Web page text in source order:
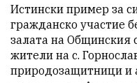
Истински пример за
гражданско участие
залата на Общинския
жители на с.
природозащитници и